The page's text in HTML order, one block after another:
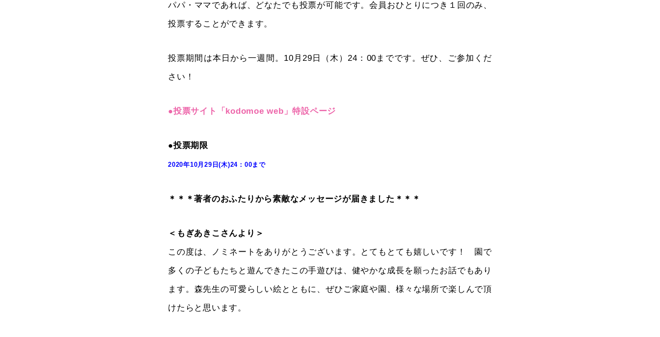
パパ・ママであれば、どなたでも投票が可能です。会員おひとりにつき１回のみ、
投票することができます。
投票期間は本日から一週間。10月29日（木）24：00までです。ぜひ、ご参加くだ
さい！
●投票サイト「kodomoe web」特設ページ
●投票期限
2020年10月29日(木)24：00まで
＊＊＊著者のおふたりから素敵なメッセージが届きました＊＊＊
＜もぎあきこさんより＞
この度は、ノミネートをありがとうございます。とてもとても嬉しいです！ 園で
多くの子どもたちと遊んできたこの手遊びは、健やかな成長を願ったお話でもあり
ます。森先生の可愛らしい絵とともに、ぜひご家庭や園、様々な場所で楽しんで頂
けたらと思います。